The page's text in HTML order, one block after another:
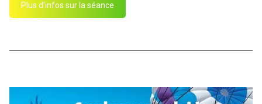
Plus d'infos sur la séance